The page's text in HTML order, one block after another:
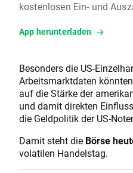
kostenlosen Ein- und
App herunterladen
Besonders die US-
Arbeitsmarktdaten
auf die Stärke der
und damit direkten
die Geldpolitik der US-
Damit steht die Börse
volatilen Handelstag.